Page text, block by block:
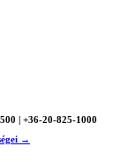
| +36-20-825-1000
→